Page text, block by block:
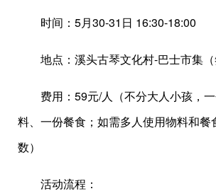
时间：5月30-31日 16:30-18:00
地点：溪头古琴文化村-巴士市集（
费用：59元/人（不分大人小孩，
料、一份餐食；如需多人使用物料和餐
数）
活动流程：